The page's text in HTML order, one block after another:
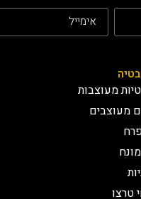
מעוצבות
מעוצבים
טרצו